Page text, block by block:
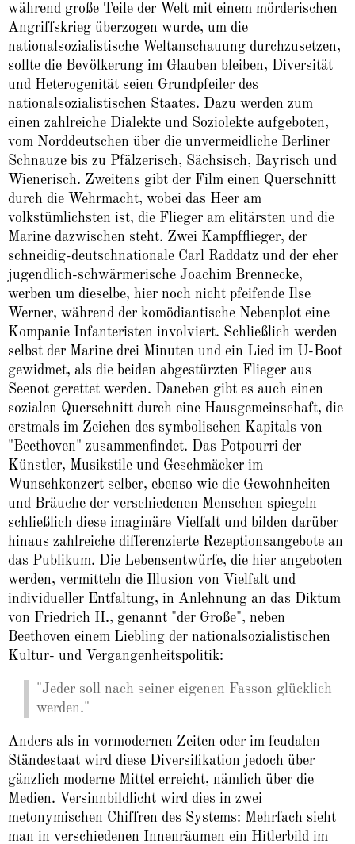
während große Teile der Welt mit einem mörderischen
Angriffskrieg überzogen wurde, um die
nationalsozialistische Weltanschauung durchzusetzen,
sollte die Bevölkerung im Glauben bleiben, Diversität
und Heterogenität seien Grundpfeiler des
nationalsozialistischen Staates. Dazu werden zum
einen zahlreiche Dialekte und Soziolekte aufgeboten,
vom Norddeutschen über die unvermeidliche Berliner
Schnauze bis zu Pfälzerisch, Sächsisch, Bayrisch und
Wienerisch. Zweitens gibt der Film einen Querschnitt
durch die Wehrmacht, wobei das Heer am
volkstümlichsten ist, die Flieger am elitärsten und die
Marine dazwischen steht. Zwei Kampfflieger, der
schneidig-deutschnationale Carl Raddatz und der eher
jugendlich-schwärmerische Joachim Brennecke,
werben um dieselbe, hier noch nicht pfeifende Ilse
Werner, während der komödiantische Nebenplot eine
Kompanie Infanteristen involviert. Schließlich werden
selbst der Marine drei Minuten und ein Lied im U-Boot
gewidmet, als die beiden abgestürzten Flieger aus
Seenot gerettet werden. Daneben gibt es auch einen
sozialen Querschnitt durch eine Hausgemeinschaft, die
erstmals im Zeichen des symbolischen Kapitals von
"Beethoven" zusammenfindet. Das Potpourri der
Künstler, Musikstile und Geschmäcker im
Wunschkonzert selber, ebenso wie die Gewohnheiten
und Bräuche der verschiedenen Menschen spiegeln
schließlich diese imaginäre Vielfalt und bilden darüber
hinaus zahlreiche differenzierte Rezeptionsangebote an
das Publikum. Die Lebensentwürfe, die hier angeboten
werden, vermitteln die Illusion von Vielfalt und
individueller Entfaltung, in Anlehnung an das Diktum
von Friedrich II., genannt "der Große", neben
Beethoven einem Liebling der nationalsozialistischen
Kultur- und Vergangenheitspolitik:
"Jeder soll nach seiner eigenen Fasson glücklich
werden."
Anders als in vormodernen Zeiten oder im feudalen
Ständestaat wird diese Diversifikation jedoch über
gänzlich moderne Mittel erreicht, nämlich über die
Medien. Versinnbildlicht wird dies in zwei
metonymischen Chiffren des Systems: Mehrfach sieht
man in verschiedenen Innenräumen ein Hitlerbild im